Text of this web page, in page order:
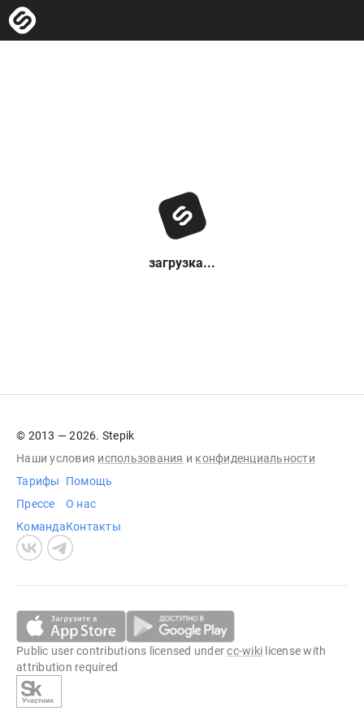
загрузка...
© 2013 — 2026. Stepik
Наши условия использования и конфиденциальности
Тарифы
Прессе
Команда
Помощь
О нас
Контакты
Public user contributions licensed undercc-wiki license with
attribution required